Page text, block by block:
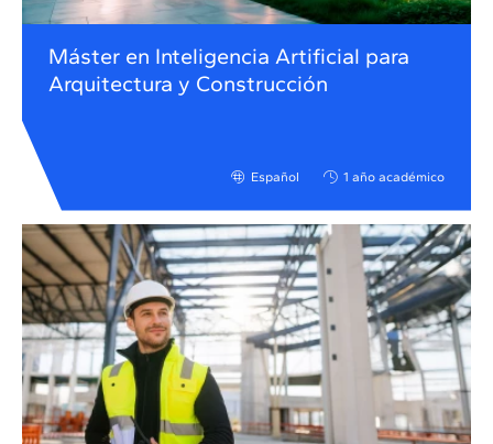
Máster en Inteligencia Artificial para
Arquitectura y Construcción
Español 1 año académico